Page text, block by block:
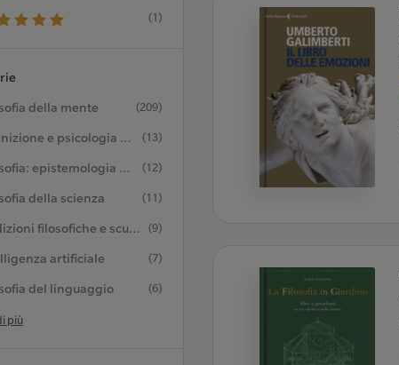
(1)
della mente
(209)
Cognizione e psicologia cognitiva (13)
Filosofia: epistemologia e teoria della conoscenza (12)
della scienza (11)
Tradizioni filosofiche e scuole di pensiero (9)
artificiale (7)
del linguaggio (6)
più